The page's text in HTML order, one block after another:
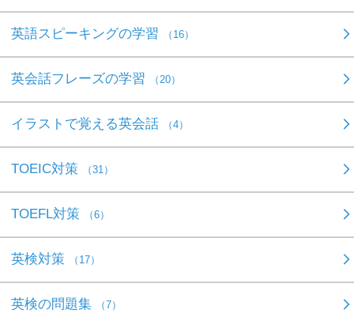
英語スピーキングの学習 （16）
英会話フレーズの学習 （20）
イラストで覚える英会話 （4）
TOEIC対策 （31）
TOEFL対策 （6）
英検対策 （17）
英検の問題集 （7）